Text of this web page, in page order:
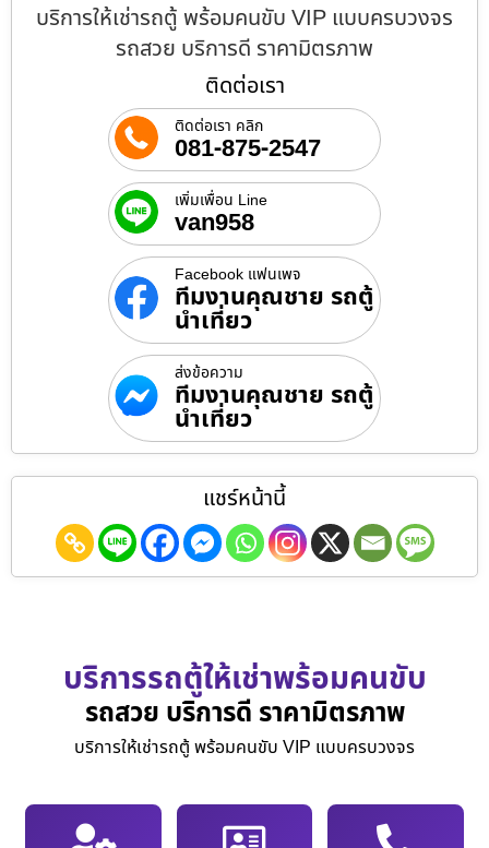
บริการให้เช่ารถตู้ พร้อมคนขับ VIP แบบครบวงจร
รถสวย บริการดี ราคามิตรภาพ
ติดต่อเรา
ติดต่อเรา คลิก
081-875-2547
เพิ่มเพื่อน Line
van958
Facebook แฟนเพจ
ทีมงานคุณชาย รถตู้
นำเที่ยว
ส่งข้อความ
ทีมงานคุณชาย รถตู้
นำเที่ยว
แชร์หน้านี้
บริการรถตู้ให้เช่าพร้อมคนขับ
รถสวย บริการดี ราคามิตรภาพ
บริการให้เช่ารถตู้ พร้อมคนขับ VIP แบบครบวงจร